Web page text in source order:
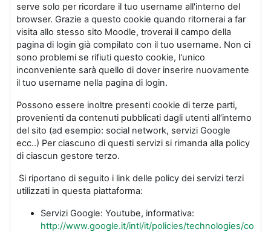
serve solo per ricordare il tuo username all'interno del
browser. Grazie a questo cookie quando ritornerai a far
visita allo stesso sito Moodle, troverai il campo della
pagina di login già compilato con il tuo username. Non ci
sono problemi se rifiuti questo cookie, l'unico
inconveniente sarà quello di dover inserire nuovamente
il tuo username nella pagina di login.
Possono essere inoltre presenti cookie di terze parti,
provenienti da contenuti pubblicati dagli utenti all’interno
del sito (ad esempio: social network, servizi Google
ecc..) Per ciascuno di questi servizi si rimanda alla policy
di ciascun gestore terzo.
Si riportano di seguito i link delle policy dei servizi terzi
utilizzati in questa piattaforma:
Servizi Google: Youtube, informativa:
http://www.google.it/intl/it/policies/technologies/co